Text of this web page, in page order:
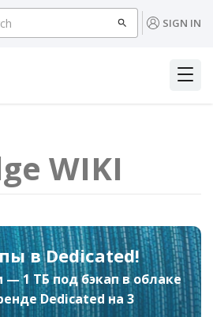
SIGN IN
WIKI
в Dedicated!
1 ТБ под бэкап в облаке
Dedicated на 3